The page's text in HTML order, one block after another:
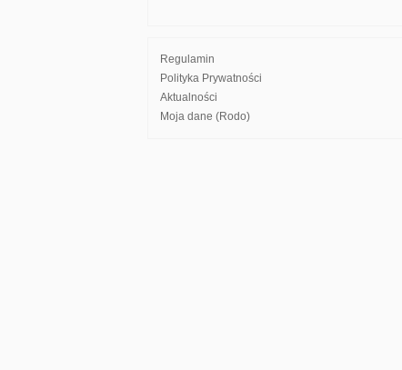
Regulamin
Polityka Prywatności
Aktualności
Moja dane (Rodo)